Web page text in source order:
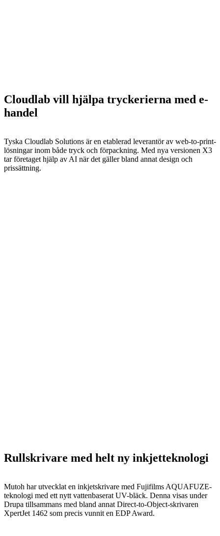
Cloudlab vill hjälpa tryckerierna med e-
handel
Tyska Cloudlab Solutions är en etablerad leverantör av web-to-print-
lösningar inom både tryck och förpackning. Med nya versionen X3
tar företaget hjälp av AI när det gäller bland annat design och
prissättning.
Rullskrivare med helt ny inkjetteknologi
Mutoh har utvecklat en inkjetskrivare med Fujifilms AQUAFUZE-
teknologi med ett nytt vattenbaserat UV-bläck. Denna visas under
Drupa tillsammans med bland annat Direct-to-Object-skrivaren
XpertJet 1462 som precis vunnit en EDP Award.